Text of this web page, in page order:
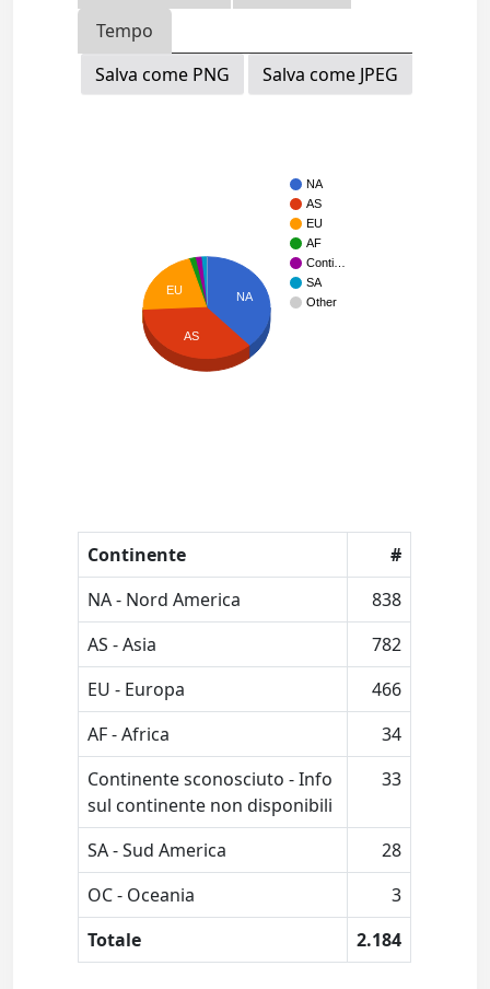
Tempo
Salva come PNG
Salva come JPEG
NA
AS
EU
AF
Conti…
SA
Other
NA
EU
AS
Continente
#
NA - Nord America
838
AS - Asia
782
EU - Europa
466
AF - Africa
34
Continente sconosciuto - Info
sul continente non disponibili
33
SA - Sud America
28
OC - Oceania
3
Totale
2.184